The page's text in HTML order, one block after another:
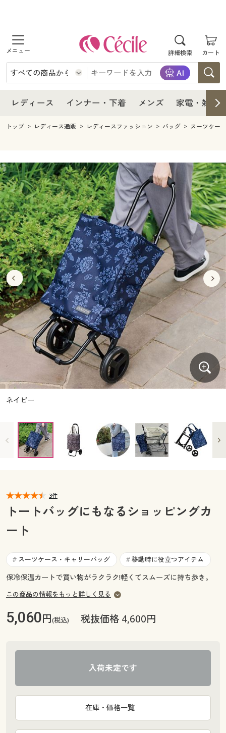
詳細検索 カート
商品を探す
レディース
レディースファッション
インナー・下着
インナー・下着通販すべて
メンズ下着
ジュニア・ティーンズ下着
メンズ
メンズファッション
メンズ下着
家電・雑貨すべて
家電
キッチン・雑貨・日用品
寝具・インテリア・家具
寝具・インテリア・家具通販すべて
家具・収納
寝具・ベッド
カーテン・ラグ・ファブリック
美容・健康
美容・健康通販すべて
美容・健康・サプリメント
制服・スクール
制服・スクールすべて
制服・学生服
ジュニア・ティーンズ下着
大きいサイズ
大きいサイズ通販すべて
大きいサイズ レディース服
大きいサイズ レディース下着
大きいサイズ メンズ
バーゲン
バーゲンセール
シークレットセール
詳細検索
商品カテゴリ一覧
カタログ・チラシからのご注文
デジタルカタログ
カタログ無料プレゼント
マイページ
閲覧履歴
お気に入り
サポート
ご利用ガイド
レディース インナー・下着 メンズ 家電・雑貨
レディース
レディース通販すべて
レディースファッション
インナー・下着
インナー・下着通販すべて
ジュニア・ティーンズ下着
メンズ
メンズ下着
家電
キッチン・雑貨・日用品
寝具・インテリア・家具通販すべて
家具・収納
寝具・ベッド
カーテン・ラグ・ファブリック
美容・健康
美容・健康通販すべて
美容・健康・サプリメント
制服・スクール
制服・スクールすべて
制服・学生服
ジュニア・ティーンズ下着
大きいサイズ
大きいサイズ通販すべて
大きいサイズ レディース服
大きいサイズ レディース下着
大きいサイズ メンズ
大きいサイズ 事務・制服
バーゲン
バーゲンセール
シークレットセール
詳細検索
商品カテゴリ一覧
カタログ
カタログ・チラシからのご注文
カタログ無料プレゼント
会員メニュー
閲覧履歴
お気に入り
サポート
ご利用ガイド
トップ レディース通販 レディースファッション バッグ スーツケー
ネイビー
3件
トートバッグにもなるショッピングカ
ート
# スーツケース・キャリーバッグ # 移動時に役立つアイテム
保冷保温カートで買い物がラクラク!軽くてスムーズに持ち歩き。
この商品の情報をもっと詳しく見る
5,060円(税込) 税抜価格 4,600円
入荷未定です
在庫・価格一覧